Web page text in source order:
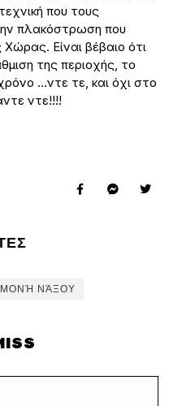
που τους
πλακόστρωση που
Είναι βέβαιο ότι
της περιοχής, το
…ντε τε, και όχι στο
ντε!!!!
ΜΟΝΉ ΝΆΞΟΥ